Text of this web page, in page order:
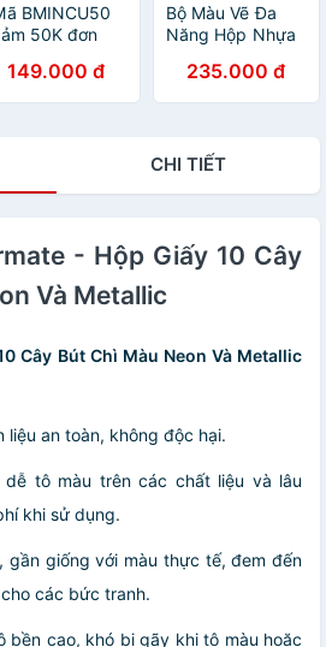
BMINCU50
50K đơn
Năng
Hộp
149.000 đ
Bộ Màu Vẽ Đa
Năng Hộp Nhựa
90PLS D031
235.000 đ
CHI TIẾT
- Hộp Giấy 10 Cây
Và Metallic
Cây Bút Chì Màu Neon Và Metallic
an toàn, không độc hại.
tô màu trên các chất liệu và lâu
khi sử dụng.
gần giống với màu thực tế, đem đến
các bức tranh.
bền cao, khó bị gãy khi tô màu hoặc